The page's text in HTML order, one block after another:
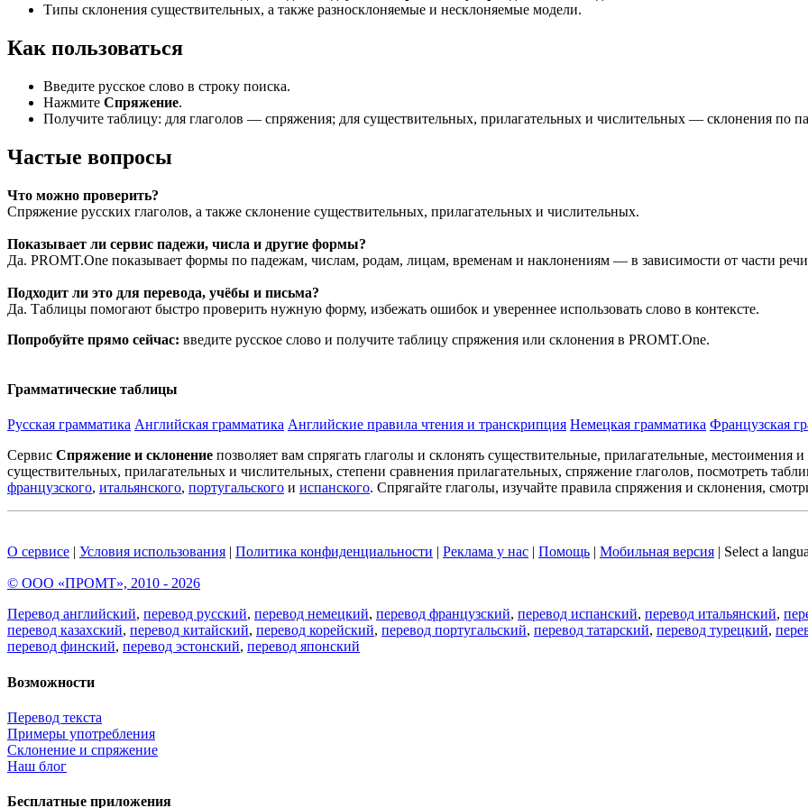
Типы склонения существительных, а также разносклоняемые и несклоняемые модели.
Как пользоваться
Введите русское слово в строку поиска.
Нажмите Спряжение.
Получите таблицу: для глаголов — спряжения; для существительных, прилагательных и числительных — склонения по
Частые вопросы
Что можно проверить?
Спряжение русских глаголов, а также склонение существительных, прилагательных и числительных.
Показывает ли сервис падежи, числа и другие формы?
Да. PROMT.One показывает формы по падежам, числам, родам, лицам, временам и наклонениям — в зависимости от части
Подходит ли это для перевода, учёбы и письма?
Да. Таблицы помогают быстро проверить нужную форму, избежать ошибок и увереннее использовать слово в контексте.
Попробуйте прямо сейчас: введите русское слово и получите таблицу спряжения или склонения в PROMT.One.
Грамматические таблицы
Русская грамматика Английская грамматика Английские правила чтения и транскрипция Немецкая грамматика Французская
Сервис Спряжение и склонение позволяет вам спрягать глаголы и склонять существительные, прилагательные, местоимения
существительных, прилагательных и числительных, степени сравнения прилагательных, спряжение глаголов, посмотреть
французского, итальянского, португальского и испанского. Спрягайте глаголы, изучайте правила спряжения и склонения,
О сервисе | Условия использования | Политика конфиденциальности | Реклама у нас | Помощь | Мобильная версия | Select a
© ООО «ПРОМТ», 2010 - 2026
Перевод английский, перевод русский, перевод немецкий, перевод французский, перевод испанский, перевод итальянский,
перевод казахский, перевод китайский, перевод корейский, перевод португальский, перевод татарский, перевод турецкий,
перевод финский, перевод эстонский, перевод японский
Возможности
Перевод текста
Примеры употребления
Склонение и спряжение
Наш блог
Бесплатные приложения